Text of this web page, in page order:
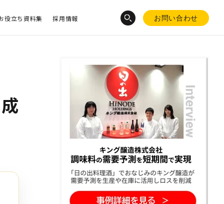
役立ち資料集 採用情報 お問い合わせ